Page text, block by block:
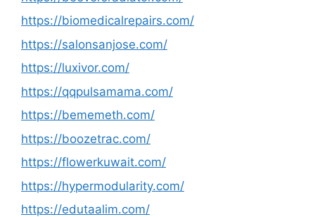
https://biomedicalrepairs.com/
https://salonsanjose.com/
https://luxivor.com/
https://qqpulsamama.com/
https://bememeth.com/
https://boozetrac.com/
https://flowerkuwait.com/
https://hypermodularity.com/
https://edutaalim.com/